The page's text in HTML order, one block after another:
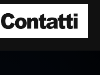
domani sera
con Uccio De
07:30